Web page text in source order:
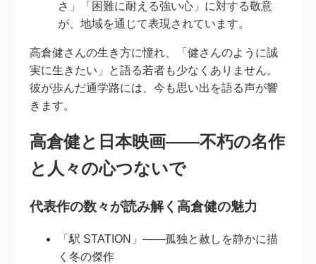
さ」「困難に耐える強い心」に対する敬意
が、地域を通じて表現されています。
高倉健さんの生き方に憧れ、「健さんのように誠
実に生きたい」と語る若者も少なくありません。
彼が歩んだ通学路には、今も思い出を語る声が響
きます。
高倉健と日本映画――不朽の名作
と人々の心つないで
代表作の数々が読み解く高倉健の魅力
「駅 STATION」――孤独と赦しを静かに描
く冬の傑作